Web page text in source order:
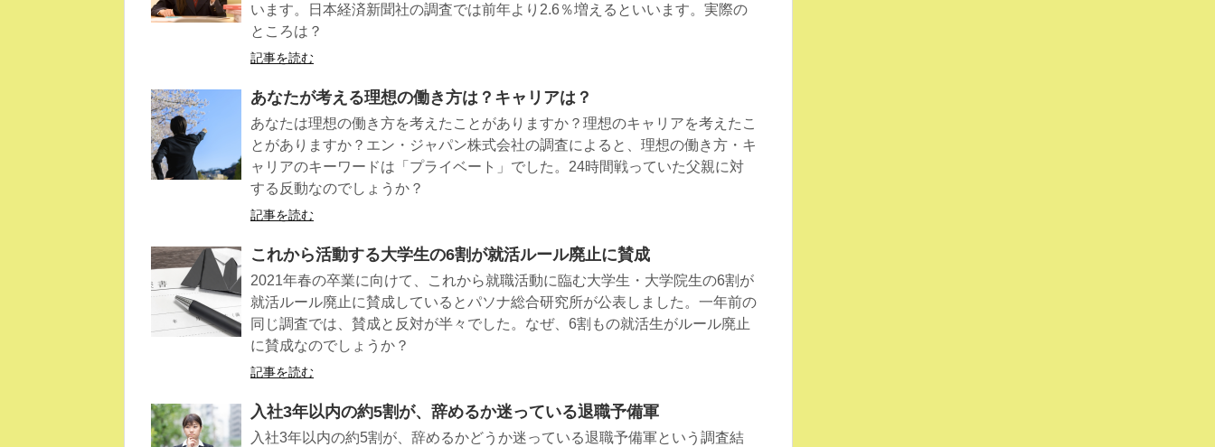
います。日本経済新聞社の調査では前年より2.6％増えるといいます。実際の
ところは？
記事を読む
あなたが考える理想の働き方は？キャリアは？
あなたは理想の働き方を考えたことがありますか？理想のキャリアを考えたこ
とがありますか？エン・ジャパン株式会社の調査によると、理想の働き方・キ
ャリアのキーワードは「プライベート」でした。24時間戦っていた父親に対
する反動なのでしょうか？
記事を読む
これから活動する大学生の6割が就活ルール廃止に賛成
2021年春の卒業に向けて、これから就職活動に臨む大学生・大学院生の6割が
就活ルール廃止に賛成しているとパソナ総合研究所が公表しました。一年前の
同じ調査では、賛成と反対が半々でした。なぜ、6割もの就活生がルール廃止
に賛成なのでしょうか？
記事を読む
入社3年以内の約5割が、辞めるか迷っている退職予備軍
入社3年以内の約5割が、辞めるかどうか迷っている退職予備軍という調査結